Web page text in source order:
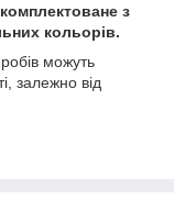
з
кольорів.
можуть
залежно від